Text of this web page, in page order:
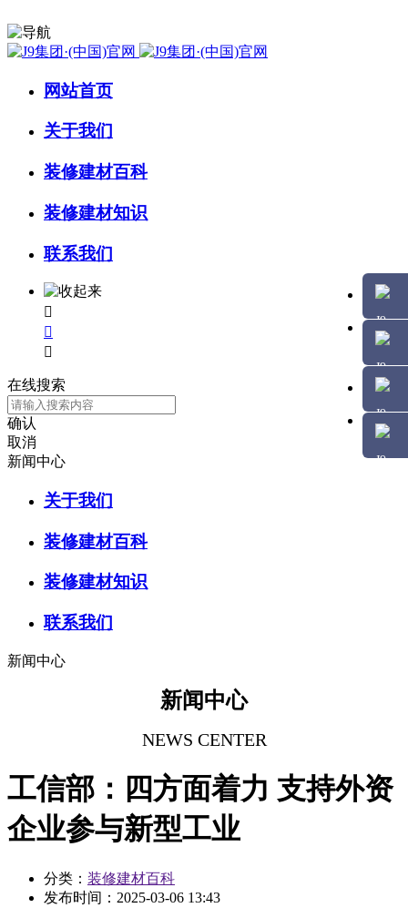
网站首页
关于我们
装修建材百科
装修建材知识
联系我们



在线搜索
确认
取消
新闻中心
关于我们
装修建材百科
装修建材知识
联系我们
新闻中心
新闻中心
NEWS CENTER
工信部：四方面着力 支持外资
企业参与新型工业
分类： 装修建材百科
发布时间： 2025-03-06 13:43